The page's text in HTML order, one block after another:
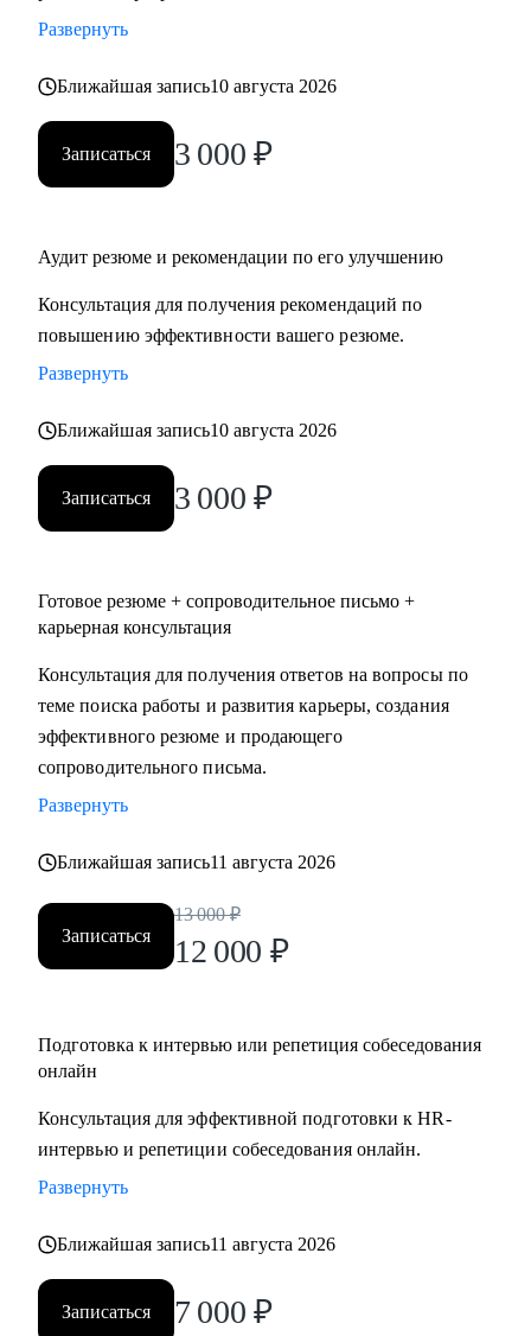
Развернуть
Ближайшая запись10 августа 2026
Записаться 3 000 ₽
Аудит резюме и рекомендации по его улучшению
Консультация для получения рекомендаций по
повышению эффективности вашего резюме.
Развернуть
Ближайшая запись10 августа 2026
Записаться 3 000 ₽
Готовое резюме + сопроводительное письмо +
карьерная консультация
Консультация для получения ответов на вопросы по
теме поиска работы и развития карьеры, создания
эффективного резюме и продающего
сопроводительного письма.
Развернуть
Ближайшая запись11 августа 2026
Записаться
13 000 ₽
12 000 ₽
Подготовка к интервью или репетиция собеседования
онлайн
Консультация для эффективной подготовки к HR-
интервью и репетиции собеседования онлайн.
Развернуть
Ближайшая запись11 августа 2026
Записаться 7 000 ₽